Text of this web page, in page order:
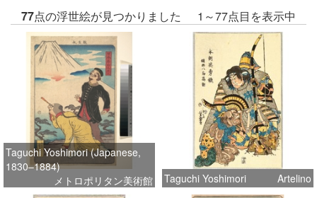
替
え
77点の浮世絵が見つかりました 1～77点目を表示中
Taguchi Yoshimori (Japanese,
1830–1884)
メトロポリタン美術館
Taguchi Yoshimori Artelino